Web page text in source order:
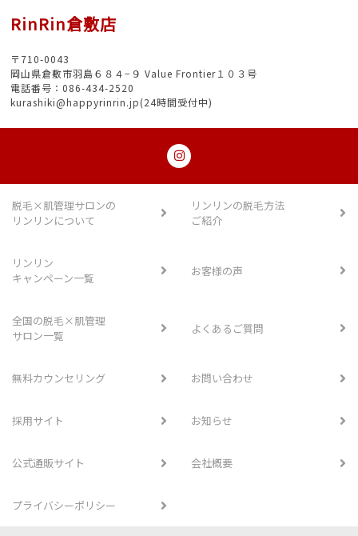
RinRin倉敷店
〒710-0043
岡山県倉敷市羽島６８４−９ Value Frontier１０３号
電話番号：086-434-2520
kurashiki@happyrinrin.jp(24時間受付中)
脱毛×肌管理サロンの
リンリンについて
リンリンの脱毛方法
ご紹介
リンリン
キャンペーン一覧
お客様の声
全国の脱毛×肌管理
サロン一覧
よくあるご質問
無料カウンセリング お問い合わせ
採用サイト お知らせ
公式通販サイト 会社概要
プライバシーポリシー